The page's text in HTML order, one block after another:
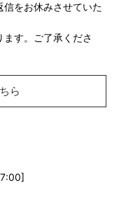
をお休みさせていた
す。ご了承くださ
ら